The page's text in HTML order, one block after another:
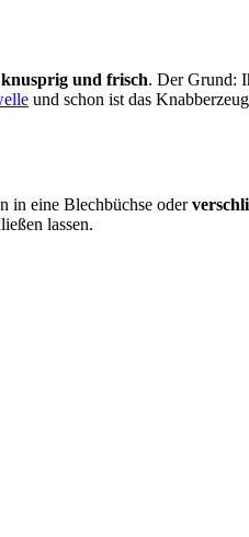
und frisch. Der Grund:
und schon ist das
in eine Blechbüchse oder
lassen.